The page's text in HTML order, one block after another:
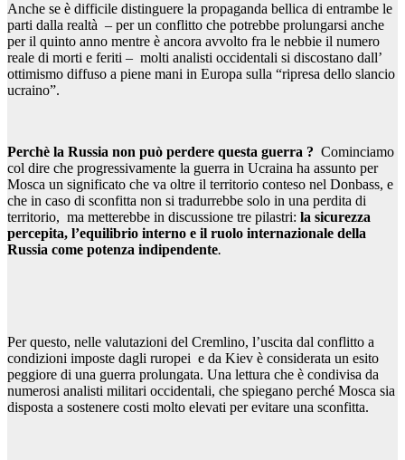
Anche se è difficile distinguere la propaganda bellica di entrambe le
parti dalla realtà – per un conflitto che potrebbe prolungarsi anche
per il quinto anno mentre è ancora avvolto fra le nebbie il numero
reale di morti e feriti – molti analisti occidentali si discostano dall’
ottimismo diffuso a piene mani in Europa sulla “ripresa dello slancio
ucraino”.
Perchè la Russia non può perdere questa guerra ? Cominciamo
col dire che progressivamente la guerra in Ucraina ha assunto per
Mosca un significato che va oltre il territorio conteso nel Donbass, e
che in caso di sconfitta non si tradurrebbe solo in una perdita di
territorio, ma metterebbe in discussione tre pilastri: la sicurezza
percepita, l’equilibrio interno e il ruolo internazionale della
Russia come potenza indipendente.
Per questo, nelle valutazioni del Cremlino, l’uscita dal conflitto a
condizioni imposte dagli ruropei e da Kiev è considerata un esito
peggiore di una guerra prolungata. Una lettura che è condivisa da
numerosi analisti militari occidentali, che spiegano perché Mosca sia
disposta a sostenere costi molto elevati per evitare una sconfitta.